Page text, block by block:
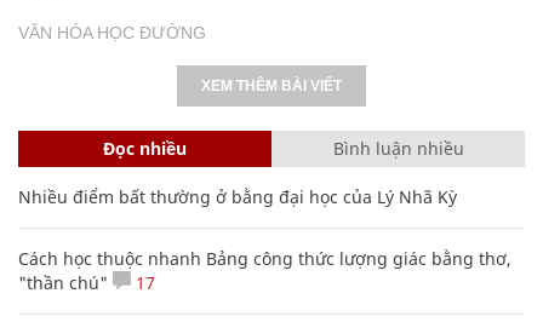
VĂN HÓA HỌC ĐƯỜNG
XEM THÊM BÀI VIẾT
Đọc nhiều Bình luận nhiều
Nhiều điểm bất thường ở bằng đại học của Lý Nhã Kỳ
Cách học thuộc nhanh Bảng công thức lượng giác bằng thơ,
"thần chú"
17